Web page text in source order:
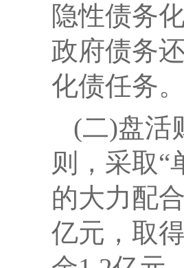
隐性债务
政府债务
化债任务。
(二)盘活
则，采取“
的大力配
亿元，取